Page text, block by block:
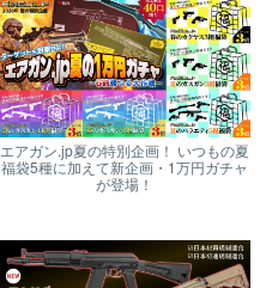
エアガン.jp夏の特別企画！ いつもの夏
福袋5種に加えて新企画・1万円ガチャ
が登場！